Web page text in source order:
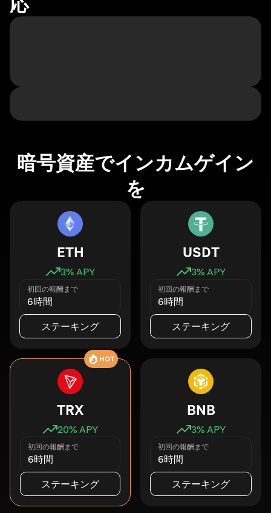
暗号資産でインカムゲイン
を
ETH
3% APY
初回の報酬まで
6時間
ステーキング
USDT
3% APY
初回の報酬まで
6時間
ステーキング
HOT
TRX
20% APY
初回の報酬まで
6時間
ステーキング
BNB
3% APY
初回の報酬まで
6時間
ステーキング